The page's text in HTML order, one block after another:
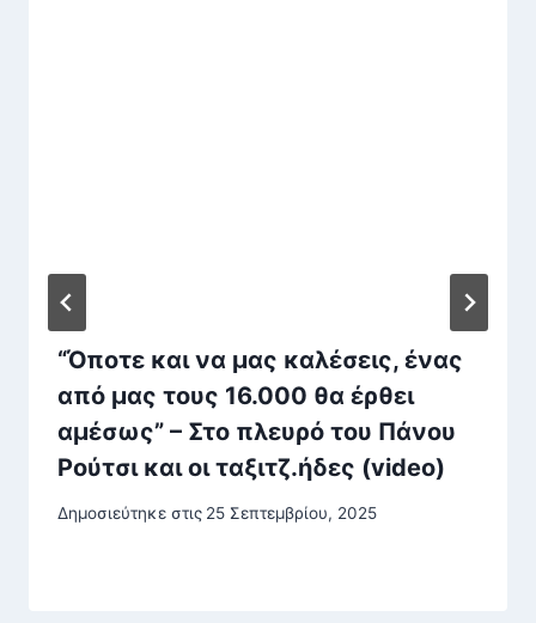
“Όποτε και να μας καλέσεις, ένας
από μας τους 16.000 θα έρθει
αμέσως” – Στο πλευρό του Πάνου
Ρούτσι και οι ταξιτζ.ήδες (video)
Δημοσιεύτηκε στις 25 Σεπτεμβρίου, 2025